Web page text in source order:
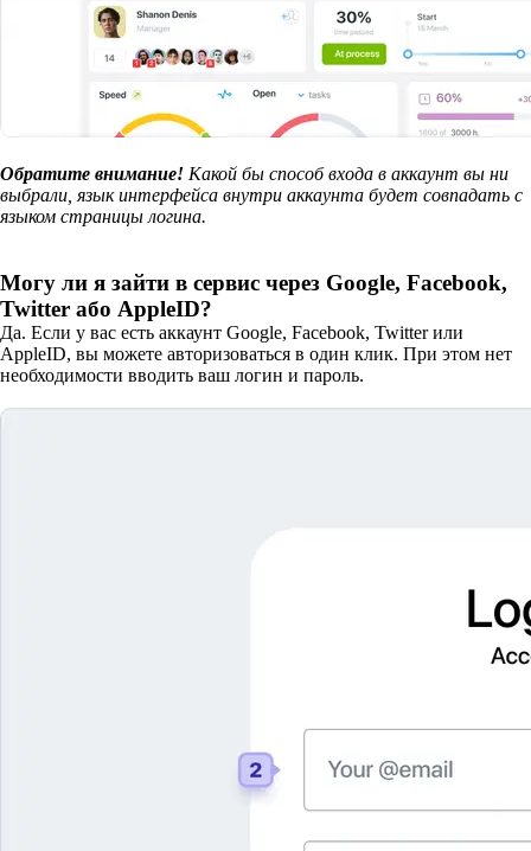
Обратите внимание! Какой бы способ входа в аккаунт вы ни
выбрали, язык интерфейса внутри аккаунта будет совпадать с
языком страницы логина.
Могу ли я зайти в сервис через Google, Facebook,
Twitter або AppleID?
Да. Если у вас есть аккаунт Google, Facebook, Twitter или
AppleID, вы можете авторизоваться в один клик. При этом нет
необходимости вводить ваш логин и пароль.